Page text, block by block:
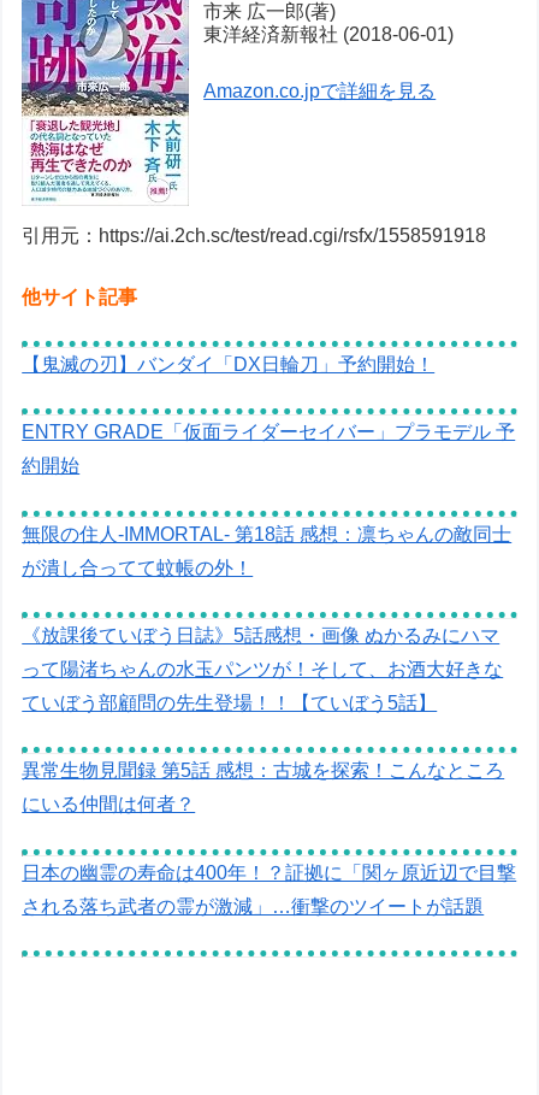
市来 広一郎(著)
東洋経済新報社 (2018-06-01)
Amazon.co.jpで詳細を見る
引用元：https://ai.2ch.sc/test/read.cgi/rsfx/1558591918
他サイト記事
【鬼滅の刃】バンダイ「DX日輪刀」予約開始！
ENTRY GRADE「仮面ライダーセイバー」プラモデル 予
約開始
無限の住人-IMMORTAL- 第18話 感想：凛ちゃんの敵同士
が潰し合ってて蚊帳の外！
《放課後ていぼう日誌》5話感想・画像 ぬかるみにハマ
って陽渚ちゃんの水玉パンツが！そして、お酒大好きな
ていぼう部顧問の先生登場！！【ていぼう5話】
異常生物見聞録 第5話 感想：古城を探索！こんなところ
にいる仲間は何者？
日本の幽霊の寿命は400年！？証拠に「関ヶ原近辺で目撃
される落ち武者の霊が激減」…衝撃のツイートが話題